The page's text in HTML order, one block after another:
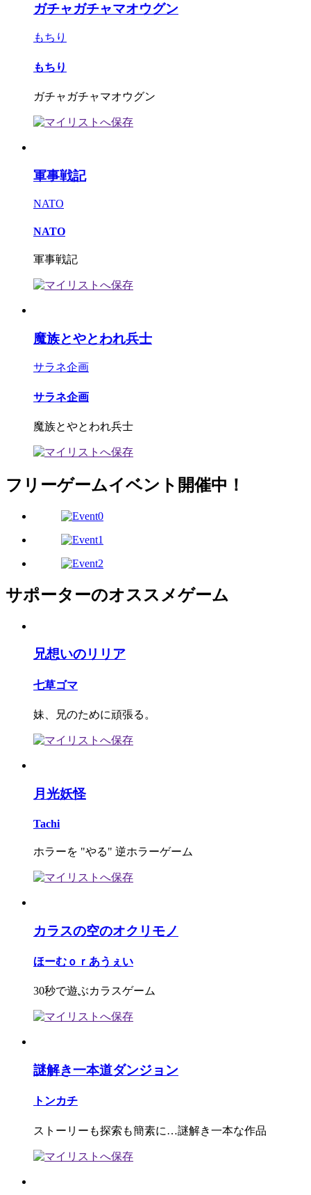
ガチャガチャマオウグン
もちり
もちり
ガチャガチャマオウグン
軍事戦記
NATO
NATO
軍事戦記
魔族とやとわれ兵士
サラネ企画
サラネ企画
魔族とやとわれ兵士
フリーゲームイベント開催中！
サポーターのオススメゲーム
兄想いのリリア
七草ゴマ
妹、兄のために頑張る。
月光妖怪
Tachi
ホラーを "やる" 逆ホラーゲーム
カラスの空のオクリモノ
ほーむｏｒあうぇい
30秒で遊ぶカラスゲーム
謎解き一本道ダンジョン
トンカチ
ストーリーも探索も簡素に…謎解き一本な作品